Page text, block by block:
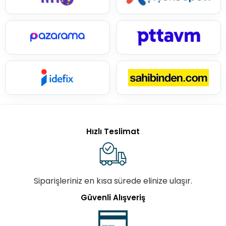
Hızlı Teslimat
Siparişleriniz en kısa sürede elinize ulaşır.
Güvenli Alışveriş